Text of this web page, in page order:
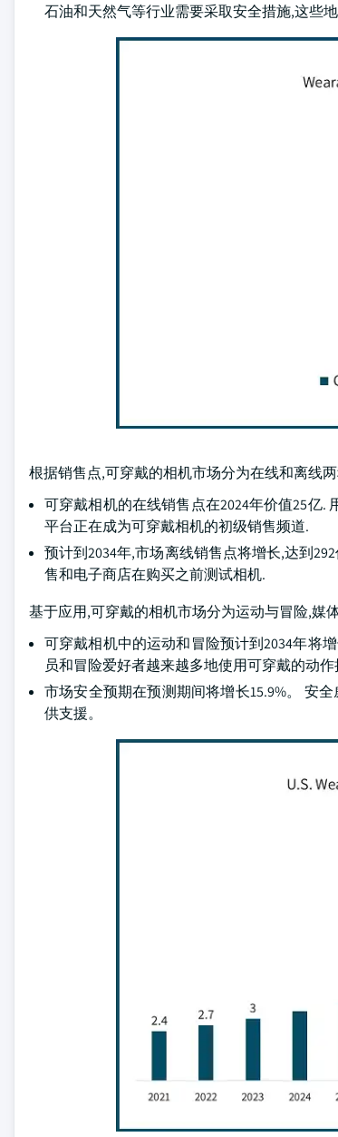
石油和天然气等行业需要采取安全措施,这些
根据销售点,可穿戴的相机市场分为在线和离线
可穿戴相机的在线销售点在2024年价值25亿.
平台正在成为可穿戴相机的初级销售频道.
预计到2034年,市场离线销售点将增长,达到
售和电子商店在购买之前测试相机.
基于应用,可穿戴的相机市场分为运动与冒险,媒
可穿戴相机中的运动和冒险预计到2034年将
员和冒险爱好者越来越多地使用可穿戴的动
市场安全预期在预测期间将增长15.9%。 安
供支援。